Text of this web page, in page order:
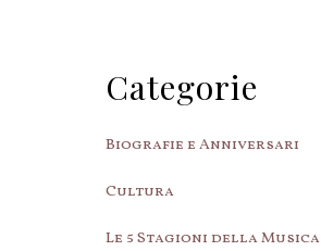
Categorie
Biografie e Anniversari
Cultura
Le 5 Stagioni della Musica